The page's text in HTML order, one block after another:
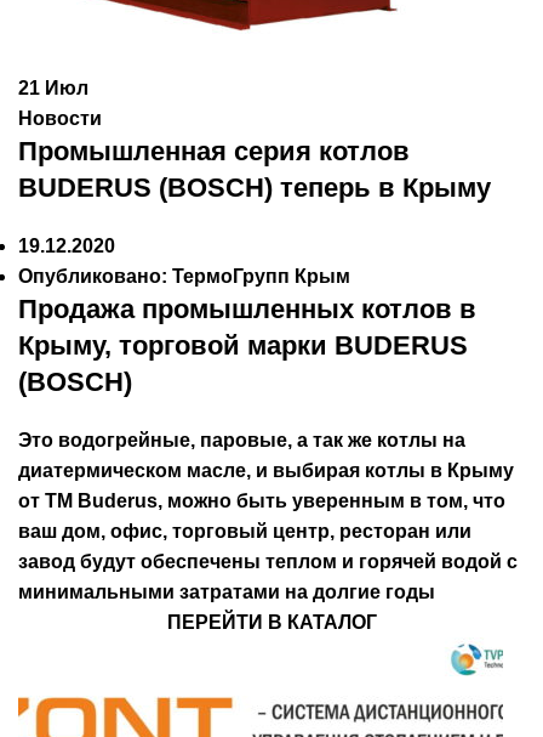
21 Июл
Новости
Промышленная серия котлов
BUDERUS (BOSCH) теперь в Крыму
19.12.2020
Опубликовано: ТермоГрупп Крым
Продажа промышленных котлов в
Крыму, торговой марки BUDERUS
(BOSCH)
Это водогрейные, паровые, а так же котлы на
диатермическом масле, и выбирая котлы в Крыму
от ТМ Buderus, можно быть уверенным в том, что
ваш дом, офис, торговый центр, ресторан или
завод будут обеспечены теплом и горячей водой с
минимальными затратами на долгие годы
ПЕРЕЙТИ В КАТАЛОГ